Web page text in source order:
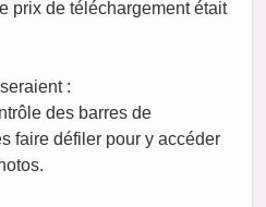
prix de téléchargement était
:
des barres de
faire défiler pour y accéder